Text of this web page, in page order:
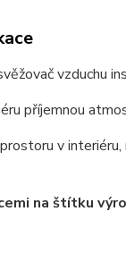
vzduchu
příjemnou
v interiéru,
na štítku